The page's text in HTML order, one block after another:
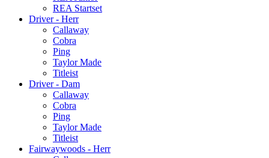
REA Startset
Driver - Herr
Callaway
Cobra
Ping
Taylor Made
Titleist
Driver - Dam
Callaway
Cobra
Ping
Taylor Made
Titleist
Fairwaywoods - Herr